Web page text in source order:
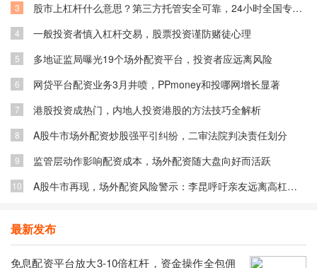
3 股市上杠杆什么意思？第三方托管安全可靠，24小时全国专业解答！多地服务
4 一般投资者慎入杠杆交易，股票投资谨防赌徒心理
5 多地证监局曝光19个场外配资平台，投资者应远离风险
6 网贷平台配资业务3月井喷，PPmoney和投哪网增长显著
7 港股投资成热门，内地人投资港股的方法技巧全解析
8 A股牛市场外配资炒股强平引纠纷，二审法院判决责任划分
9 监管层动作影响配资成本，场外配资随大盘向好而活跃
10 A股牛市再现，场外配资风险警示：李昆呼吁亲友远离高杠杆陷阱
最新发布
免息配资平台放大3-10倍杠杆，资金操作全包佣